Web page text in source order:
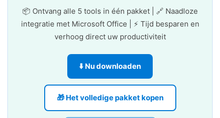
📦 Ontvang alle 5 tools in één pakket | 🔗 Naadloze
integratie met Microsoft Office | ⚡ Tijd besparen en
verhoog direct uw productiviteit
⬇️ Nu downloaden
🎁 Het volledige pakket kopen